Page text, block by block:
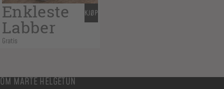
Enkleste
Labber
Gratis
KJØP
OM MARTE HELGETUN